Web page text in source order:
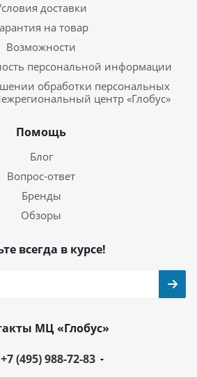
доставки
на товар
Возможности
персональной информации
обработки персональных
центр «Глобус»
Помощь
Блог
Вопрос-ответ
Бренды
Обзоры
всегда в курсе!
МЦ «Глобус»
+7 (495) 988-72-83